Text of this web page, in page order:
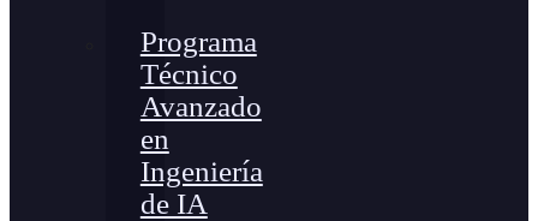
Programa
Técnico
Avanzado
en
Ingeniería
de IA